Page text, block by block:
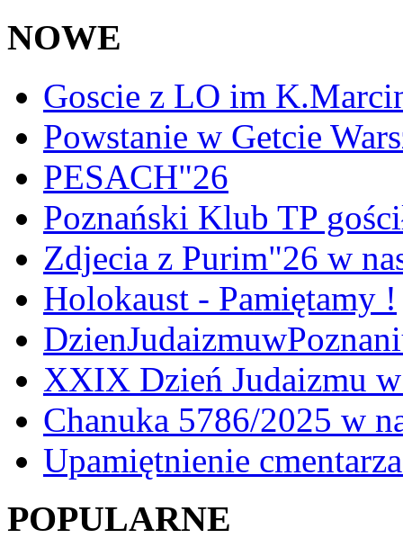
NOWE
Goscie z LO im
Powstanie w Getcie
PESACH"26
Poznański Klub TP
Zdjecia z Purim"26 w
Holokaust - Pamiętamy !
XXIX Dzień Judaizmu
Chanuka 5786/2025 w
Upamiętnienie
POPULARNE